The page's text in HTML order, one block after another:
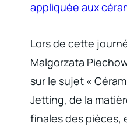
appliquée aux
Lors de cette
Malgorzata
sur le sujet «
Jetting, de la
finales des pièces,